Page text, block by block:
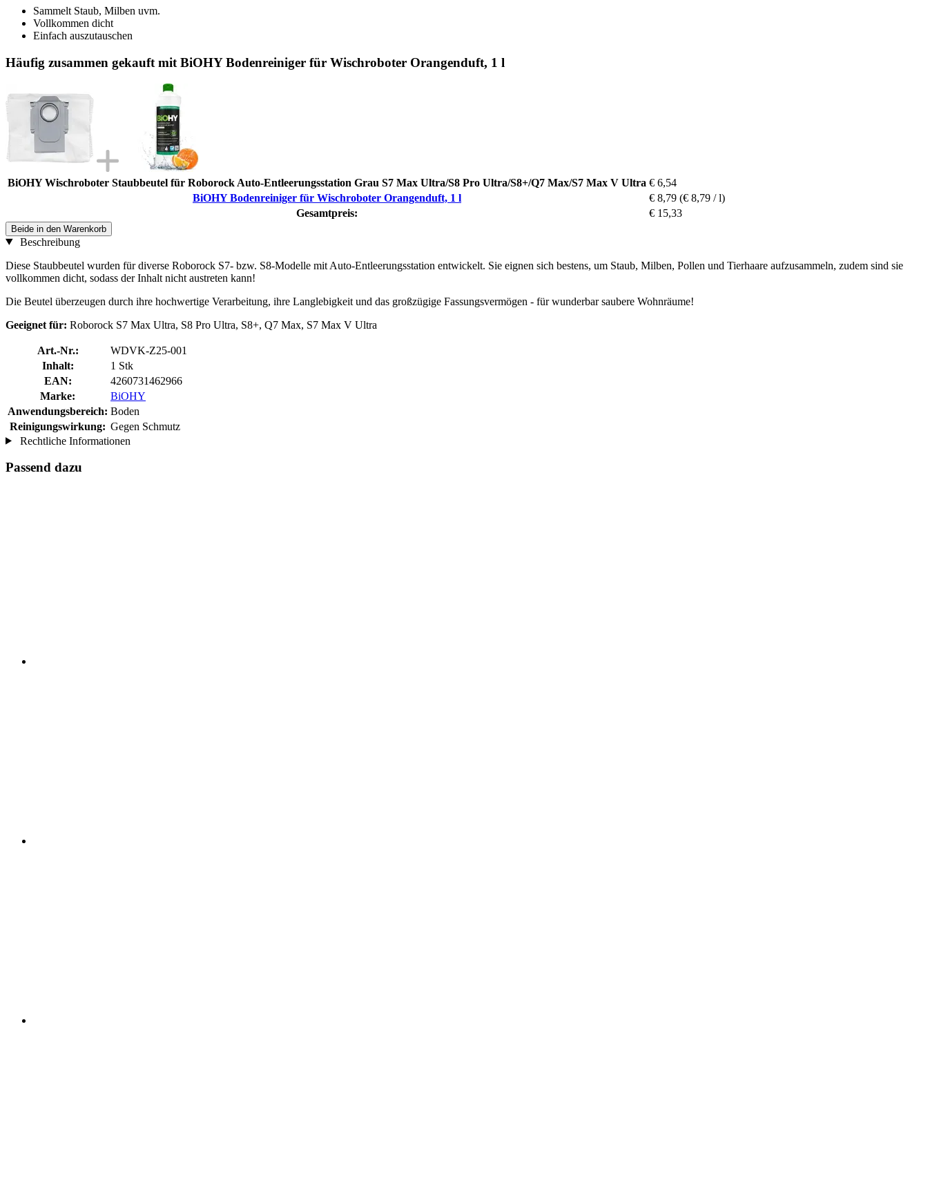
Sammelt Staub, Milben uvm.
Vollkommen dicht
Einfach auszutauschen
Häufig zusammen gekauft mit BiOHY Bodenreiniger für Wischroboter Orangenduft, 1 l
BiOHY Wischroboter Staubbeutel für Roborock Auto-Entleerungsstation Grau S7 Max Ultra/S8 Pro Ultra/S8+/Q7 Max/S7 Max V Ultra € 6,54
BiOHY Bodenreiniger für Wischroboter Orangenduft, 1 l
€ 8,79 (€ 8,79 / l)
Gesamtpreis:
€ 15,33
Beide in den Warenkorb
Beschreibung
Diese Staubbeutel wurden für diverse Roborock S7- bzw. S8-Modelle mit Auto-Entleerungsstation entwickelt. Sie eignen sich bestens, um Staub, Milben, Pollen und Tierhaare aufzusammeln, zudem sind sie
vollkommen dicht, sodass der Inhalt nicht austreten kann!
Die Beutel überzeugen durch ihre hochwertige Verarbeitung, ihre Langlebigkeit und das großzügige Fassungsvermögen - für wunderbar saubere Wohnräume!
Geeignet für: Roborock S7 Max Ultra, S8 Pro Ultra, S8+, Q7 Max, S7 Max V Ultra
Art.-Nr.:
WDVK-Z25-001
Inhalt:
1 Stk
EAN:
4260731462966
Marke:
BiOHY
Anwendungsbereich: Boden
Reinigungswirkung: Gegen Schmutz
Rechtliche Informationen
Passend dazu